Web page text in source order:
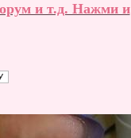
и т.д. Нажми и